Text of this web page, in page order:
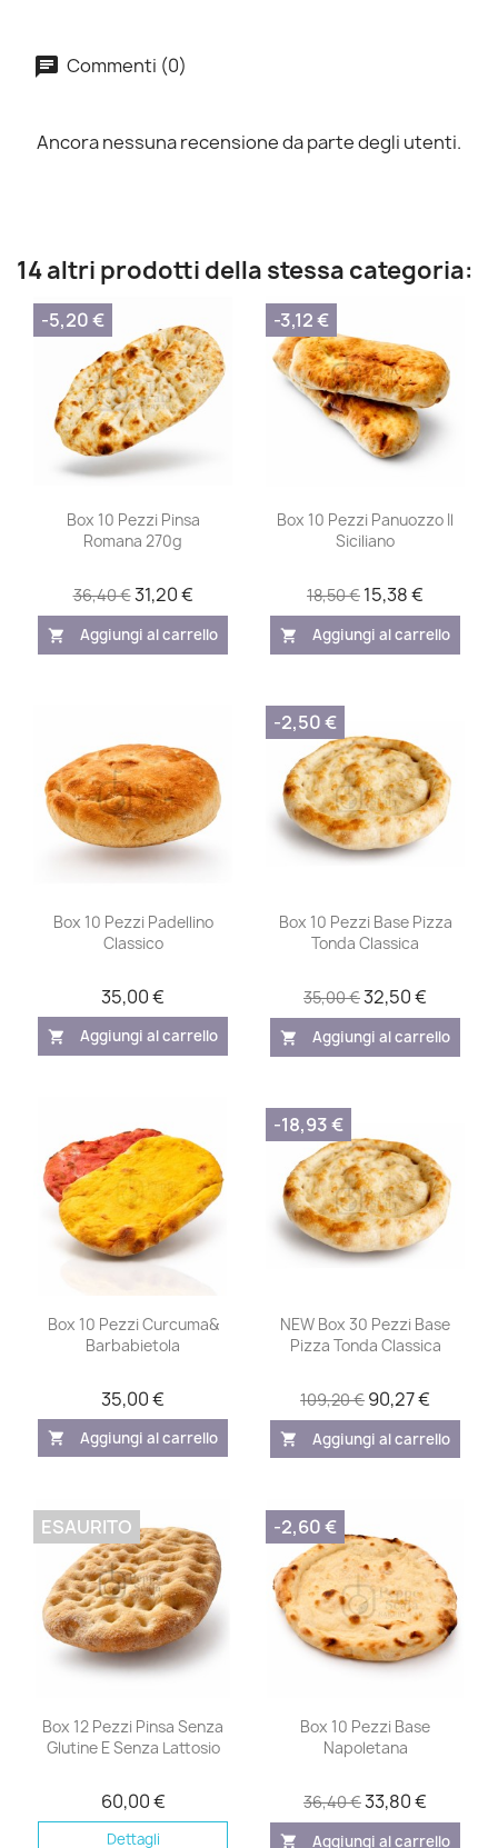
Commenti (0)
Ancora nessuna recensione da parte degli utenti.
14 altri prodotti della stessa categoria:
Box 10 Pezzi Pinsa
Romana 270g
36,40 €31,20 €
shopping_cart Aggiungi al carrello
-5,20 €
Box 10 Pezzi Panuozzo Il
Siciliano
18,50 € 15,38 €
shopping_cart Aggiungi al carrello
-3,12 €
Box 10 Pezzi Padellino
Classico
35,00 €
shopping_cart Aggiungi al carrello
Box 10 Pezzi Base Pizza
Tonda Classica
35,00 €32,50 €
shopping_cart Aggiungi al carrello
-2,50 €
Box 10 Pezzi Curcuma&
Barbabietola
35,00 €
shopping_cart Aggiungi al carrello
NEW Box 30 Pezzi Base
Pizza Tonda Classica
109,20 € 90,27 €
shopping_cart Aggiungi al carrello
-18,93 €
Box 12 Pezzi Pinsa Senza
Glutine E Senza Lattosio
60,00 €
Dettagli
ESAURITO
Box 10 Pezzi Base
Napoletana
36,40 €33,80 €
shopping_cart Aggiungi al carrello
-2,60 €